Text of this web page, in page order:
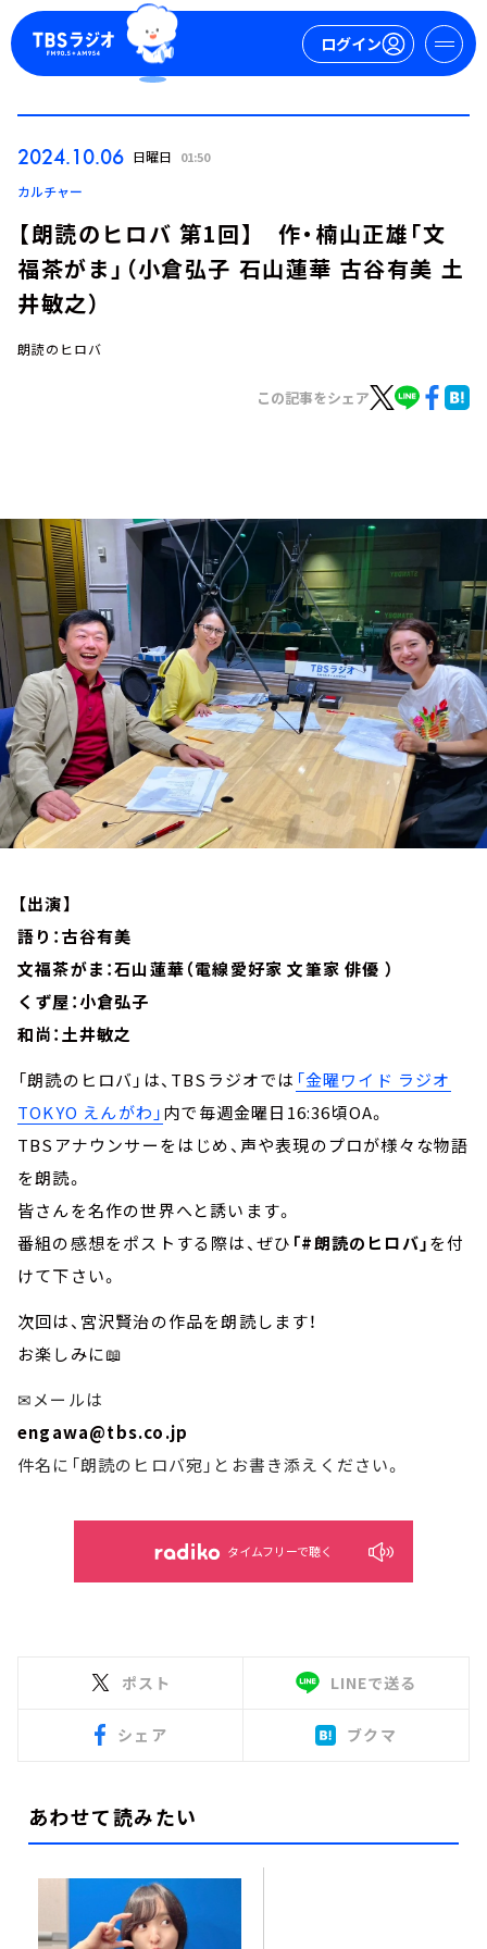
ログイン
イベント・グッズ
YouTube
会社情報
2024.10.06 日曜日 01:50
カルチャー
【朗読のヒロバ 第1回】 作・楠山正雄「文
福茶がま」（小倉弘子 石山蓮華 古谷有美 土
井敏之）
朗読のヒロバ
この記事をシェア
【出演】
語り：古谷有美
文福茶がま：石山蓮華（電線愛好家 文筆家 俳優 ）
くず屋：小倉弘子
和尚：土井敏之
「朗読のヒロバ」は、TBSラジオでは 「金曜ワイド ラジオ
TOKYO えんがわ」内で毎週金曜日16:36頃OA。
TBSアナウンサーをはじめ、声や表現のプロが様々な物語
を朗読。
皆さんを名作の世界へと誘います。
番組の感想をポストする際は、ぜひ 「#朗読のヒロバ」を付
けて下さい。
次回は、宮沢賢治の作品を朗読します！
お楽しみに📖
✉メールは
engawa@tbs.co.jp
件名に「朗読のヒロバ宛」とお書き添えください。
タイムフリーで聴く
ポスト LINEで送る
シェア ブクマ
あわせて読みたい